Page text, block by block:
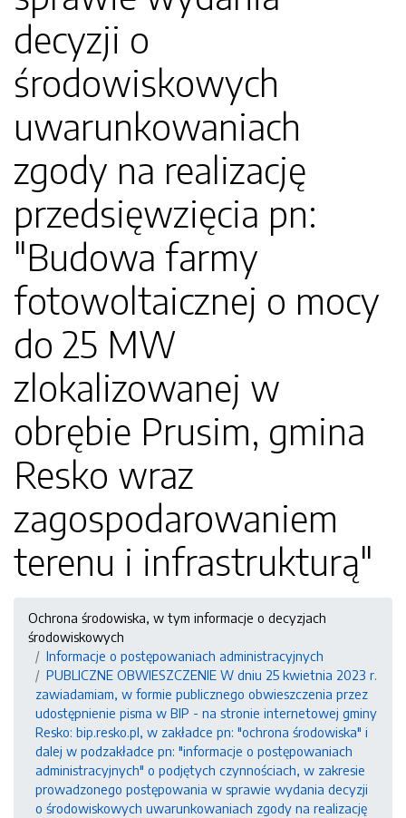
decyzji o
środowiskowych
uwarunkowaniach
zgody na realizację
przedsięwzięcia pn:
"Budowa farmy
fotowoltaicznej o mocy
do 25 MW
zlokalizowanej w
obrębie Prusim, gmina
Resko wraz
zagospodarowaniem
terenu i infrastrukturą"
Ochrona środowiska, w tym informacje o decyzjach
środowiskowych
Informacje o postępowaniach administracyjnych
PUBLICZNE OBWIESZCZENIE W dniu 25 kwietnia 2023 r.
zawiadamiam, w formie publicznego obwieszczenia przez
udostępnienie pisma w BIP - na stronie internetowej gminy
Resko: bip.resko.pl, w zakładce pn: "ochrona środowiska" i
dalej w podzakładce pn: "informacje o postępowaniach
administracyjnych" o podjętych czynnościach, w zakresie
prowadzonego postępowania w sprawie wydania decyzji
o środowiskowych uwarunkowaniach zgody na realizację